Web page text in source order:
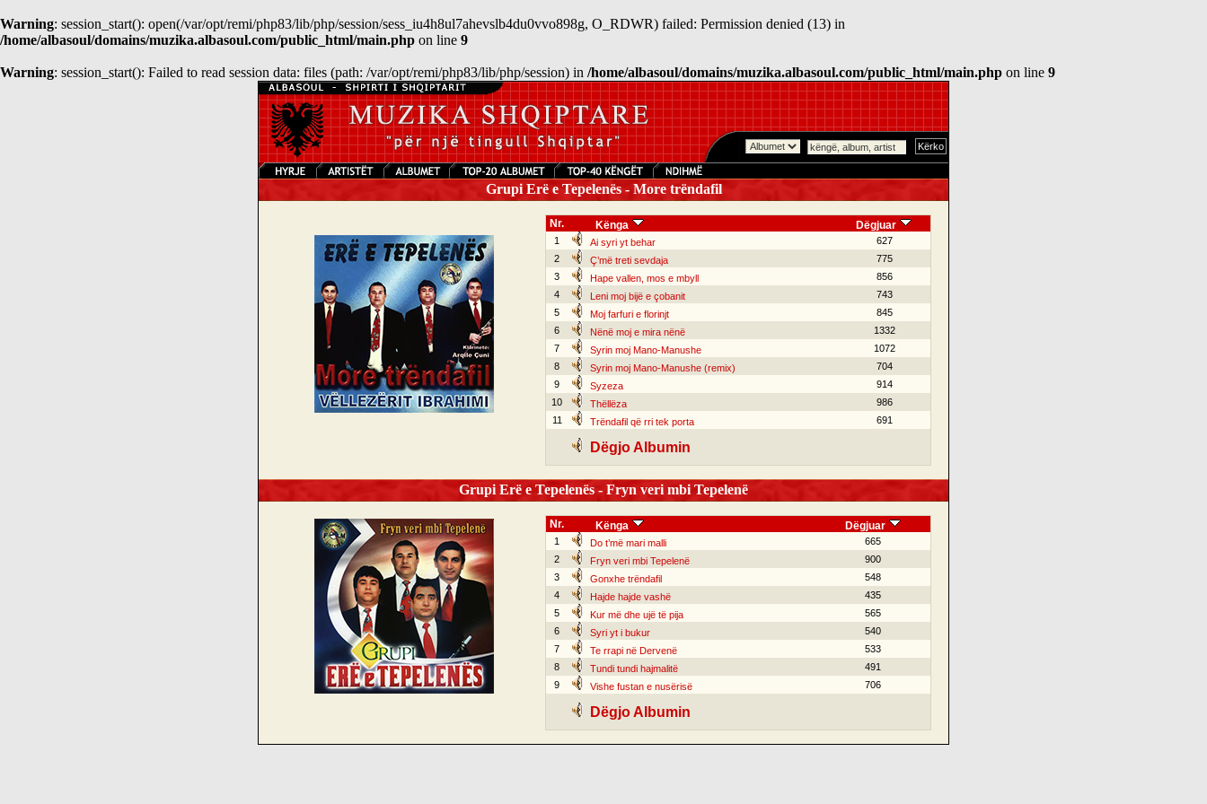
Warning: session_start(): open(/var/opt/remi/php83/lib/php/session/sess_iu4h8ul7ahevslb4du0vvo898g, O_RDWR) failed: Permission denied (13) in
/home/albasoul/domains/muzika.albasoul.com/public_html/main.php on line 9
Warning: session_start(): Failed to read session data: files (path: /var/opt/remi/php83/lib/php/session) in /home/albasoul/domains/muzika.albasoul.com/public_html/main.php on line 9
Grupi Erë e Tepelenës - More trëndafil
Nr. Kënga Dëgjuar
1 Ai syri yt behar
627
2
Ç’më treti sevdaja
775
3
Hape vallen, mos e mbyll
856
4
Leni moj bijë e çobanit
743
5
Moj farfuri e florinjt
845
6
Nënë moj e mira nënë
1332
7
Syrin moj Mano-Manushe
1072
8
Syrin moj Mano-Manushe (remix)
704
9
Syzeza
914
10
Thëllëza
986
11
Trëndafil që rri tek porta 691
Dëgjo Albumin
Grupi Erë e Tepelenës - Fryn veri mbi Tepelenë
Nr. Kënga Dëgjuar
1 Do t’më mari malli
665
2
Fryn veri mbi Tepelenë
900
3
Gonxhe trëndafil
548
4
Hajde hajde vashë
435
5
Kur më dhe ujë të pija
565
6
Syri yt i bukur
540
7
Te rrapi në Dervenë
533
8
Tundi tundi hajmalitë
491
9
Vishe fustan e nusërisë 706
Dëgjo Albumin